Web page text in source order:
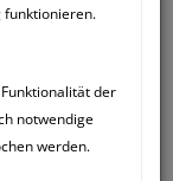
funktionieren.
der
notwendige
werden.